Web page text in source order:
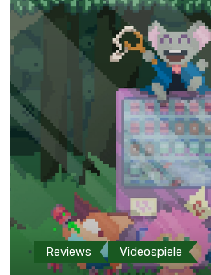
Reviews Videospiele